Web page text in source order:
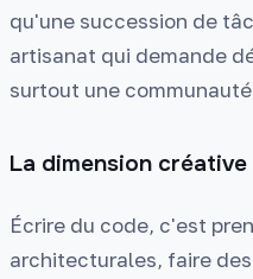
qu'une succession de
artisanat qui demande
surtout une
La dimension
Écrire du code, c'est
architecturales, faire